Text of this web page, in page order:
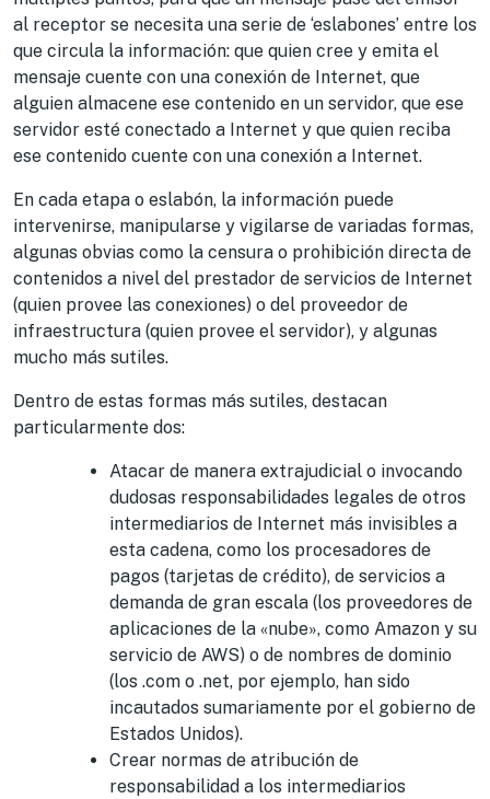
al receptor se necesita una serie de ‘eslabones’ entre los
que circula la información: que quien cree y emita el
mensaje cuente con una conexión de Internet, que
alguien almacene ese contenido en un servidor, que ese
servidor esté conectado a Internet y que quien reciba
ese contenido cuente con una conexión a Internet.
En cada etapa o eslabón, la información puede
intervenirse, manipularse y vigilarse de variadas formas,
algunas obvias como la censura o prohibición directa de
contenidos a nivel del prestador de servicios de Internet
(quien provee las conexiones) o del proveedor de
infraestructura (quien provee el servidor), y algunas
mucho más sutiles.
Dentro de estas formas más sutiles, destacan
particularmente dos:
Atacar de manera extrajudicial o invocando
dudosas responsabilidades legales de otros
intermediarios de Internet más invisibles a
esta cadena, como los procesadores de
pagos (tarjetas de crédito), de servicios a
demanda de gran escala (los proveedores de
aplicaciones de la «nube», como Amazon y su
servicio de AWS) o de nombres de dominio
(los .com o .net, por ejemplo, han sido
incautados sumariamente por el gobierno de
Estados Unidos).
Crear normas de atribución de
responsabilidad a los intermediarios